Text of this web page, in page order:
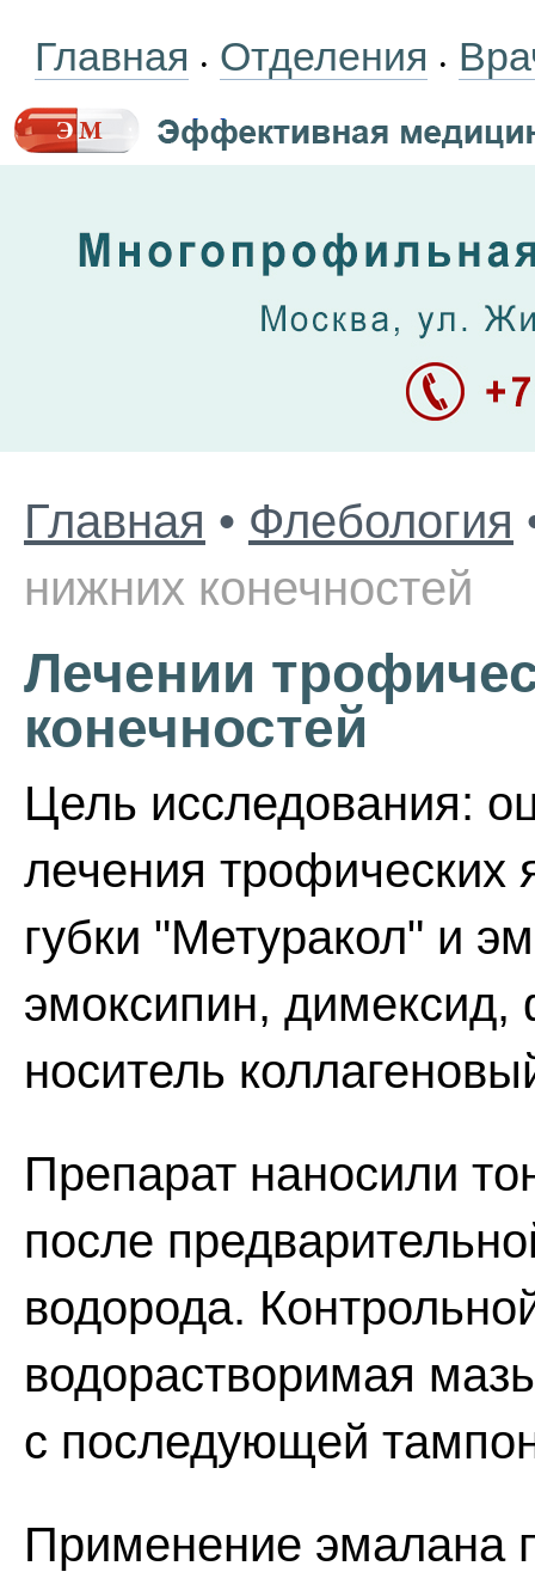
Главная • Отделения •
Главная • Флебология
нижних конечностей
Лечении
конечностей
Цель исследования:
лечения трофических
губки "Метуракол" и
эмоксипин,
носитель
Препарат наносили
после
водорода.
водорастворимая
с последующей
Применение эмалана